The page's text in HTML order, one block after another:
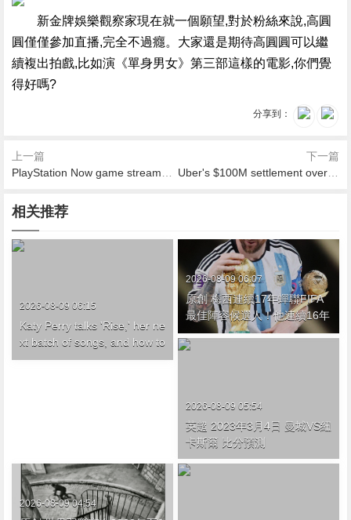
新金牌娛樂觀察家現在就一個願望,對於粉絲來說,高圓
圓僅僅參加直播,完全不過癮。大家還是期待高圓圓可以繼
續複出拍戲,比如演《單身男女》第三部這樣的電影,你們覺
得好嗎?
分享到：
上一篇
下一篇
相关推荐
2026-08-09 06:15
Katy Perry talks 'Rise,' her ne
xt batch of songs, and how to
survive Twitter
2026-08-09 06:07
原創 梅西連續17年蟬聯FIFA
最佳陣容候選人 ！他連續16年
入選最佳陣容！（梅西 fifa2
1）
2026-08-09 05:54
英超 2023年3月4日 曼城VS紐
卡斯爾 比分預測
2026-08-09 04:54